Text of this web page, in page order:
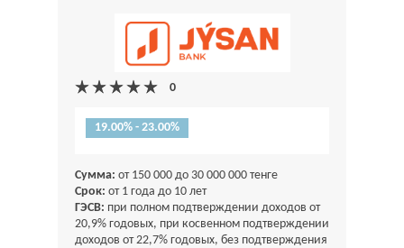
19.00% - 23.00%
Сумма: от 150 000 до 30 000 000 тенге
Срок: от 1 года до 10 лет
ГЭСВ: при полном подтверждении доходов от
20,9% годовых, при косвенном подтверждении
доходов от 22,7% годовых, без подтверждения